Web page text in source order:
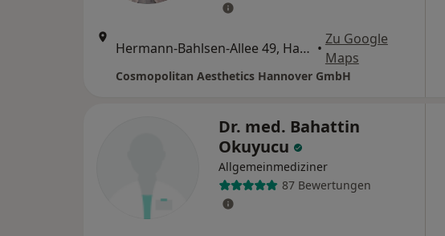
Hermann-Bahlsen-Allee 49, Hannover •
Zu Google
Maps
Cosmopolitan Aesthetics Hannover GmbH
Dr. med. Bahattin
Okuyucu
Allgemeinmediziner
87 Bewertungen